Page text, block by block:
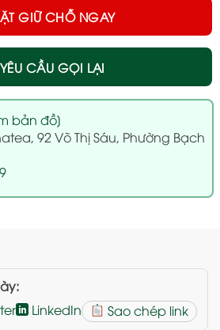
YÊU CẦU GỌI LẠI
GIỮ CHỖ NGAY
bản đồ]
92 Võ Thị Sáu, Phường Bạch
LinkedIn Sao chép link